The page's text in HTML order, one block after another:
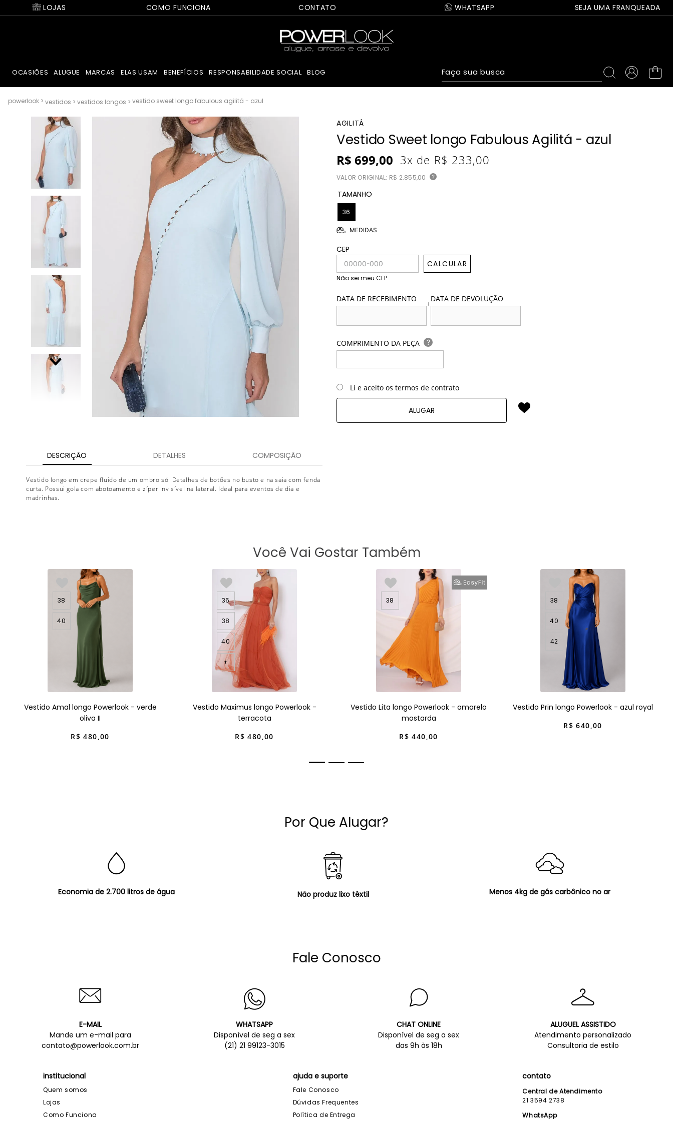
LOJAS COMO FUNCIONA CONTATO WHATSAPP SEJA UMA FRANQUEADA
OCASIÕES ALUGUE MARCAS ELAS USAM BENEFÍCIOS RESPONSABILIDADE SOCIAL BLOG Faça sua busca
vestidos vestidos longos vestido sweet longo fabulous agilitá - azul
DESCRIÇÃO DETALHES COMPOSIÇÃO
Vestido longo em crepe fluido de um ombro só. Detalhes de botões no busto e na saia com fenda
curta. Possui gola com abotoamento e zíper invisível na lateral. Ideal para eventos de dia e
madrinhas.
AGILITÁ
Vestido Sweet longo Fabulous Agilitá - azul
R$ 699,00 3x de R$ 233,00
VALOR ORIGINAL: R$ 2.855,00 ?
TAMANHO
36
MEDIDAS
CEP
CALCULAR
Não sei meu CEP
DATA DE RECEBIMENTO +DATA DE DEVOLUÇÃO
COMPRIMENTO DA PEÇA ?
Li e aceito os termos de contrato
ALUGAR
Você Vai Gostar Também
38
40
Vestido Amal longo Powerlook - verde
oliva II
R$ 480,00
36
38
40
+
Vestido Maximus longo Powerlook -
terracota
R$ 480,00
38
Vestido Lita longo Powerlook - amarelo
mostarda
R$ 440,00
38
40
42
Vestido Prin longo Powerlook - azul royal
R$ 640,00
Por Que Alugar?
Economia de 2.700 litros de água Não produz lixo têxtil Menos 4kg de gás carbônico no ar
Fale Conosco
E-MAIL
Mande um e-mail para
contato@powerlook.com.br
WHATSAPP
Disponível de seg a sex
(21) 21 99123-3015
CHAT ONLINE
Disponível de seg a sex
das 9h às 18h
ALUGUEL ASSISTIDO
Atendimento personalizado
Consultoria de estilo
institucional
Quem somos
Lojas
Como Funciona
ajuda e suporte
Fale Conosco
Dúvidas Frequentes
Política de Entrega
contato
Central de Atendimento
21 3594 2738
WhatsApp